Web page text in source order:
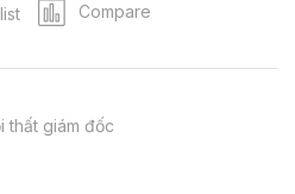
Compare
thất giám đốc